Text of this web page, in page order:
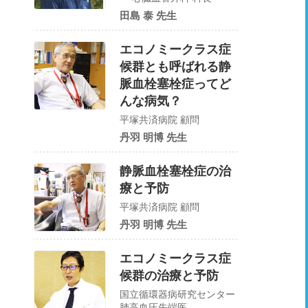
田島 泰 先生
エコノミークラス症
候群とも呼ばれる静
脈血栓塞栓症ってど
んな病気？
平塚共済病院 顧問
丹羽 明博 先生
静脈血栓塞栓症の治
療と予防
平塚共済病院 顧問
丹羽 明博 先生
エコノミークラス症
候群の治療と予防
国立循環器病研究センター